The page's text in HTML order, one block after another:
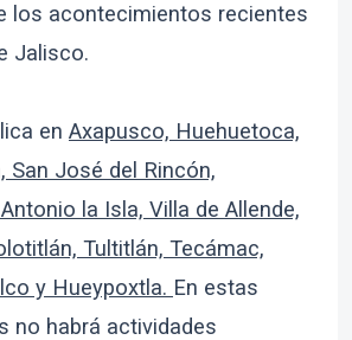
los acontecimientos recientes
Jalisco.
en Axapusco, Huehuetoca,
San José del Rincón,
la Isla, Villa de Allende,
Tultitlán, Tecámac,
y Hueypoxtla. En estas
no habrá actividades